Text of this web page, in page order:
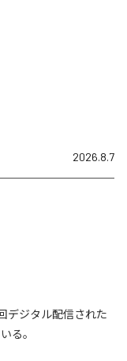
2026.8.7
デジタル配信された
る。